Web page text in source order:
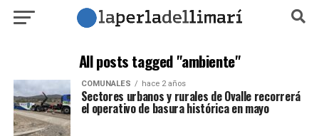
All posts tagged "ambiente"
COMUNALES hace 2 años
Sectores urbanos y rurales de Ovalle recorrerá
el operativo de basura histórica en mayo